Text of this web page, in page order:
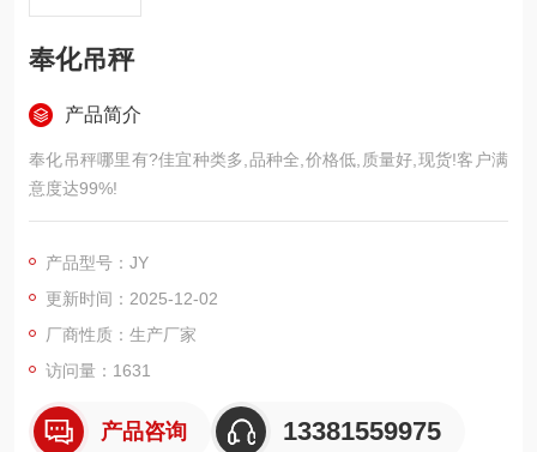
奉化吊秤
产品简介
奉化吊秤哪里有?佳宜种类多,品种全,价格低,质量好,现货!客户满
意度达99%!
产品型号：JY
更新时间：2025-12-02
厂商性质：生产厂家
访问量：1631
产品咨询 13381559975